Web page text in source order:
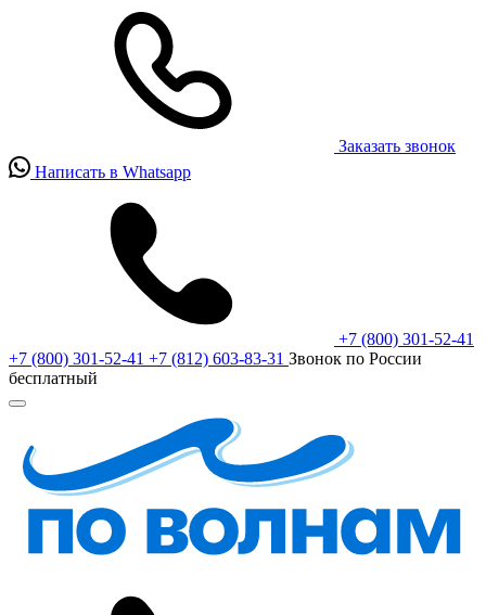
Заказать звонок
Написать в Whatsapp
+7 (800) 301-52-41
+7 (800) 301-52-41 +7 (812) 603-83-31 Звонок по России
бесплатный